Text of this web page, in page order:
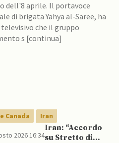
dell'8 aprile. Il portavoce
di brigata Yahya al-Saree, ha
che il gruppo
s [continua]
Canada Iran
2026 16:34
Iran: “Accordo
su Stretto di